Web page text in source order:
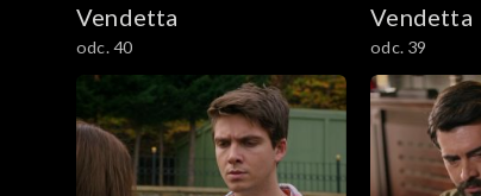
Vendetta
odc. 40
Vendetta
odc. 39